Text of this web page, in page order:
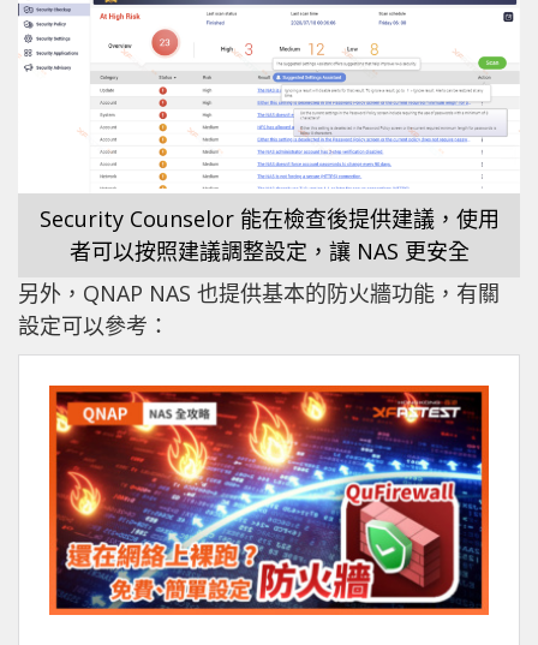
Security Counselor 能在檢查後提供建議，使用
者可以按照建議調整設定，讓 NAS 更安全
另外，QNAP NAS 也提供基本的防火牆功能，有關
設定可以參考：